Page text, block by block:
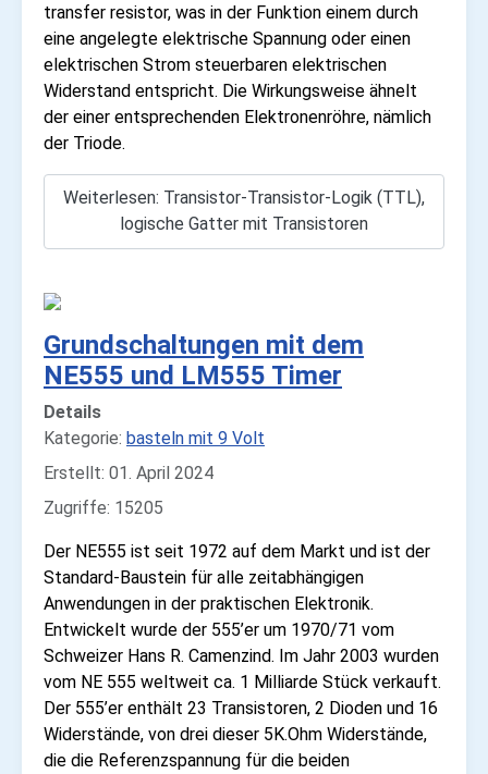
transfer resistor, was in der Funktion einem durch
eine angelegte elektrische Spannung oder einen
elektrischen Strom steuerbaren elektrischen
Widerstand entspricht. Die Wirkungsweise ähnelt
der einer entsprechenden Elektronenröhre, nämlich
der Triode.
Weiterlesen: Transistor-Transistor-Logik (TTL),
logische Gatter mit Transistoren
Grundschaltungen mit dem
NE555 und LM555 Timer
Details
Kategorie: basteln mit 9 Volt
Erstellt: 01. April 2024
Zugriffe: 15205
Der NE555 ist seit 1972 auf dem Markt und ist der
Standard-Baustein für alle zeitabhängigen
Anwendungen in der praktischen Elektronik.
Entwickelt wurde der 555’er um 1970/71 vom
Schweizer Hans R. Camenzind. Im Jahr 2003 wurden
vom NE 555 weltweit ca. 1 Milliarde Stück verkauft.
Der 555’er enthält 23 Transistoren, 2 Dioden und 16
Widerstände, von drei dieser 5K.Ohm Widerstände,
die die Referenzspannung für die beiden